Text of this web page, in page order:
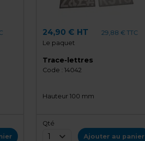
24,90 € HT
29,88 € TTC
Le paquet
Trace-lettres
Code : 14042
Hauteur 100 mm
Qté
1 Ajouter au panier